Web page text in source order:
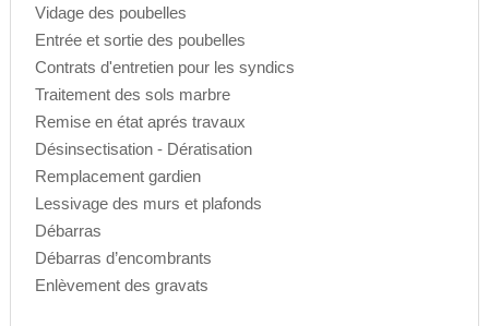
Vidage des poubelles
Entrée et sortie des poubelles
Contrats d'entretien pour les syndics
Traitement des sols marbre
Remise en état aprés travaux
Désinsectisation - Dératisation
Remplacement gardien
Lessivage des murs et plafonds
Débarras
Débarras d’encombrants
Enlèvement des gravats